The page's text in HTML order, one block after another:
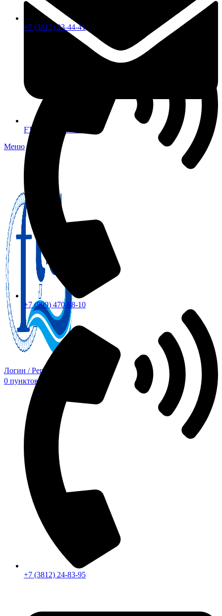
FTS-omsk@mail.ru
Меню
Логин / Регистрация
0 пунктов
+7 (3812) 23-44-41
+7 (999) 470-88-10
+7 (3812) 24-83-95